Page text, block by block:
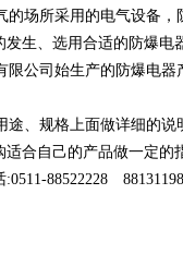
所采用的电气设备，
、选用合适的防爆
公司始生产的防爆电器
用途、规格上面做详
合自己的产品做一定的指
:0511-88522228 88131198